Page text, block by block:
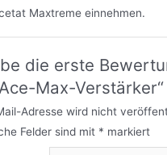
Maxtreme einnehmen.
die erste
Max-Verstärker“
Adresse wird nicht
Felder sind mit * markiert